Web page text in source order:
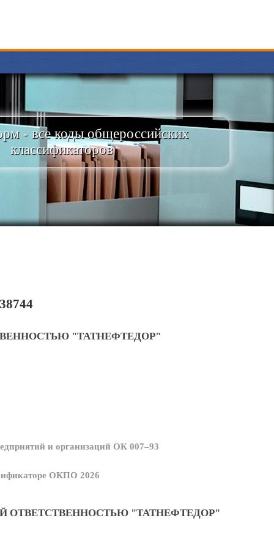
- все коды общероссийских
классификаторов
"ТАТНЕФТЕДОР"
и организаций ОК 007–93
ОКПО 2026
ОТВЕТСТВЕННОСТЬЮ "ТАТНЕФТЕДОР"